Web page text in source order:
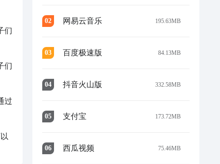
们
们
过
02 网易云音乐 195.63MB
03 百度极速版 84.13MB
04 抖音火山版 332.58MB
05 支付宝 173.72MB
06 西瓜视频 75.46MB